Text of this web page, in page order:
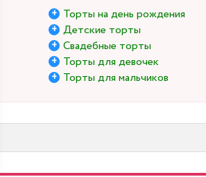
Торты на день рождения
Детские торты
Свадебные торты
Торты для девочек
Торты для мальчиков